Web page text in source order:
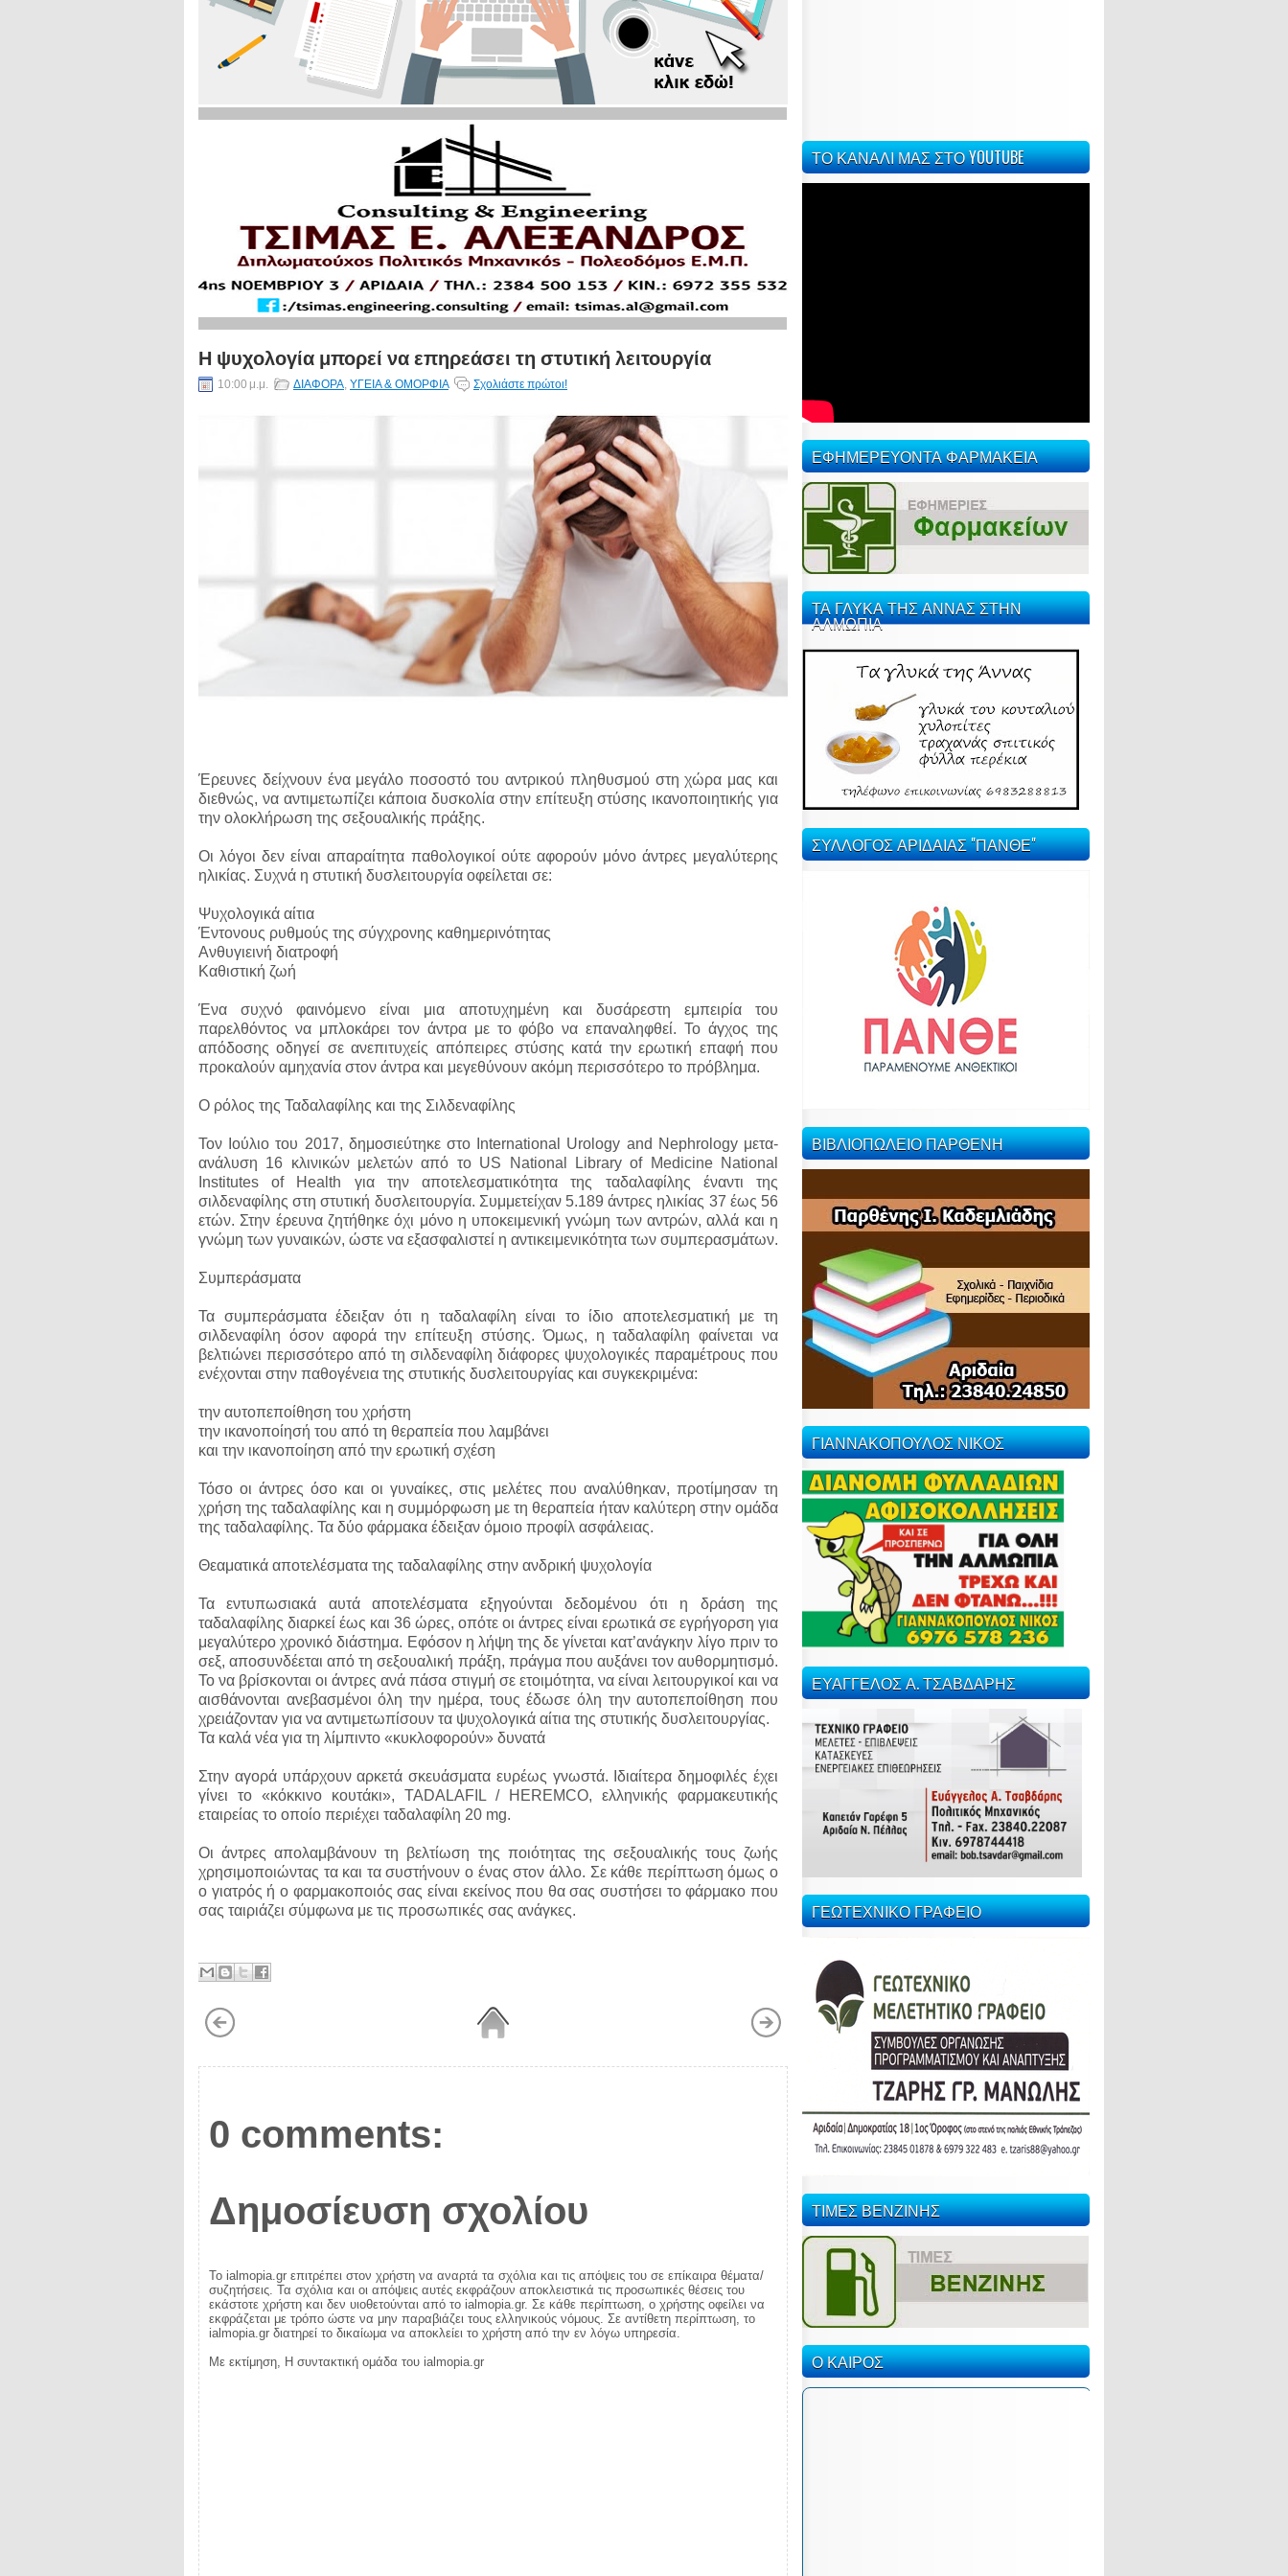
Η ψυχολογία μπορεί να επηρεάσει τη στυτική λειτουργία
10:00 μ.μ. ΔΙΑΦΟΡΑ, ΥΓΕΙΑ & ΟΜΟΡΦΙΑ Σχολιάστε πρώτοι!
Έρευνες δείχνουν ένα μεγάλο ποσοστό του αντρικού πληθυσμού στη χώρα μας και
διεθνώς, να αντιμετωπίζει κάποια δυσκολία στην επίτευξη στύσης ικανοποιητικής για
την ολοκλήρωση της σεξουαλικής πράξης.
Οι λόγοι δεν είναι απαραίτητα παθολογικοί ούτε αφορούν μόνο άντρες μεγαλύτερης
ηλικίας. Συχνά η στυτική δυσλειτουργία οφείλεται σε:
Ψυχολογικά αίτια
Έντονους ρυθμούς της σύγχρονης καθημερινότητας
Ανθυγιεινή διατροφή
Καθιστική ζωή
Ένα συχνό φαινόμενο είναι μια αποτυχημένη και δυσάρεστη εμπειρία του
παρελθόντος να μπλοκάρει τον άντρα με το φόβο να επαναληφθεί. Το άγχος της
απόδοσης οδηγεί σε ανεπιτυχείς απόπειρες στύσης κατά την ερωτική επαφή που
προκαλούν αμηχανία στον άντρα και μεγεθύνουν ακόμη περισσότερο το πρόβλημα.
O ρόλος της Ταδαλαφίλης και της Σιλδεναφίλης
Τον Ιούλιο του 2017, δημοσιεύτηκε στο International Urology and Nephrology μετα-
ανάλυση 16 κλινικών μελετών από το US National Library of Medicine National
Institutes of Health για την αποτελεσματικότητα της ταδαλαφίλης έναντι της
σιλδεναφίλης στη στυτική δυσλειτουργία. Συμμετείχαν 5.189 άντρες ηλικίας 37 έως 56
ετών. Στην έρευνα ζητήθηκε όχι μόνο η υποκειμενική γνώμη των αντρών, αλλά και η
γνώμη των γυναικών, ώστε να εξασφαλιστεί η αντικειμενικότητα των συμπερασμάτων.
Συμπεράσματα
Τα συμπεράσματα έδειξαν ότι η ταδαλαφίλη είναι το ίδιο αποτελεσματική με τη
σιλδεναφίλη όσον αφορά την επίτευξη στύσης. Όμως, η ταδαλαφίλη φαίνεται να
βελτιώνει περισσότερο από τη σιλδεναφίλη διάφορες ψυχολογικές παραμέτρους που
ενέχονται στην παθογένεια της στυτικής δυσλειτουργίας και συγκεκριμένα:
την αυτοπεποίθηση του χρήστη
την ικανοποίησή του από τη θεραπεία που λαμβάνει
και την ικανοποίηση από την ερωτική σχέση
Τόσο οι άντρες όσο και οι γυναίκες, στις μελέτες που αναλύθηκαν, προτίμησαν τη
χρήση της ταδαλαφίλης και η συμμόρφωση με τη θεραπεία ήταν καλύτερη στην ομάδα
της ταδαλαφίλης. Τα δύο φάρμακα έδειξαν όμοιο προφίλ ασφάλειας.
Θεαματικά αποτελέσματα της ταδαλαφίλης στην ανδρική ψυχολογία
Τα εντυπωσιακά αυτά αποτελέσματα εξηγούνται δεδομένου ότι η δράση της
ταδαλαφίλης διαρκεί έως και 36 ώρες, οπότε οι άντρες είναι ερωτικά σε εγρήγορση για
μεγαλύτερο χρονικό διάστημα. Εφόσον η λήψη της δε γίνεται κατ’ανάγκην λίγο πριν το
σεξ, αποσυνδέεται από τη σεξουαλική πράξη, πράγμα που αυξάνει τον αυθορμητισμό.
Το να βρίσκονται οι άντρες ανά πάσα στιγμή σε ετοιμότητα, να είναι λειτουργικοί και να
αισθάνονται ανεβασμένοι όλη την ημέρα, τους έδωσε όλη την αυτοπεποίθηση που
χρειάζονταν για να αντιμετωπίσουν τα ψυχολογικά αίτια της στυτικής δυσλειτουργίας.
Τα καλά νέα για τη λίμπιντο «κυκλοφορούν» δυνατά
Στην αγορά υπάρχουν αρκετά σκευάσματα ευρέως γνωστά. Ιδιαίτερα δημοφιλές έχει
γίνει το «κόκκινο κουτάκι», TADALAFIL / HEREMCO, ελληνικής φαρμακευτικής
εταιρείας το οποίο περιέχει ταδαλαφίλη 20 mg.
Οι άντρες απολαμβάνουν τη βελτίωση της ποιότητας της σεξουαλικής τους ζωής
χρησιμοποιώντας τα και τα συστήνουν ο ένας στον άλλο. Σε κάθε περίπτωση όμως ο
ο γιατρός ή ο φαρμακοποιός σας είναι εκείνος που θα σας συστήσει το φάρμακο που
σας ταιριάζει σύμφωνα με τις προσωπικές σας ανάγκες.
0 comments:
Δημοσίευση σχολίου
Το ialmopia.gr επιτρέπει στον χρήστη να αναρτά τα σχόλια και τις απόψεις του σε επίκαιρα θέματα/
συζητήσεις. Τα σχόλια και οι απόψεις αυτές εκφράζουν αποκλειστικά τις προσωπικές θέσεις του
εκάστοτε χρήστη και δεν υιοθετούνται από το ialmopia.gr. Σε κάθε περίπτωση, ο χρήστης οφείλει να
εκφράζεται με τρόπο ώστε να μην παραβιάζει τους ελληνικούς νόμους. Σε αντίθετη περίπτωση, το
ialmopia.gr διατηρεί το δικαίωμα να αποκλείει το χρήστη από την εν λόγω υπηρεσία.
Με εκτίμηση, Η συντακτική ομάδα του ialmopia.gr
ΤΟ ΚΑΝΑΛΙ ΜΑΣ ΣΤΟ YOUTUBE
ΕΦΗΜΕΡΕΥΟΝΤΑ ΦΑΡΜΑΚΕΙΑ
ΤΑ ΓΛΥΚΑ ΤΗΣ ΑΝΝΑΣ ΣΤΗΝ
ΑΛΜΩΠΙΑ
ΣΥΛΛΟΓΟΣ ΑΡΙΔΑΙΑΣ "ΠΑΝΘΕ"
ΒΙΒΛΙΟΠΩΛΕΙΟ ΠΑΡΘΕΝΗ
ΓΙΑΝΝΑΚΟΠΟΥΛΟΣ ΝΙΚΟΣ
ΕΥΑΓΓΕΛΟΣ Α. ΤΣΑΒΔΑΡΗΣ
ΓΕΩΤΕΧΝΙΚΟ ΓΡΑΦΕΙΟ
ΤΙΜΕΣ ΒΕΝΖΙΝΗΣ
Ο ΚΑΙΡΟΣ